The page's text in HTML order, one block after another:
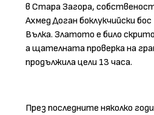
в Стара Загора,
Ахмед Доган боклукчийски
Вълка. Златото е било
а щателната проверка на
продължила цели 13 часа.
През последните няколко